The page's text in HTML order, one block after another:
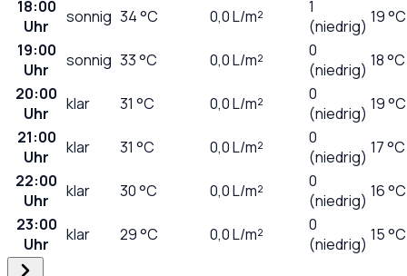
18:00
Uhr
sonnig 34°C 0,0L/m²
1
(niedrig) 19 °C
19:00
Uhr
sonnig 33°C 0,0L/m²
0
(niedrig) 18 °C
20:00
Uhr
klar 31 °C 0,0L/m²
0
(niedrig) 19 °C
21:00
Uhr
klar 31 °C 0,0L/m²
0
(niedrig) 17 °C
22:00
Uhr
klar 30°C 0,0L/m²
0
(niedrig) 16 °C
23:00
Uhr
klar 29°C 0,0L/m²
0
(niedrig) 15 °C